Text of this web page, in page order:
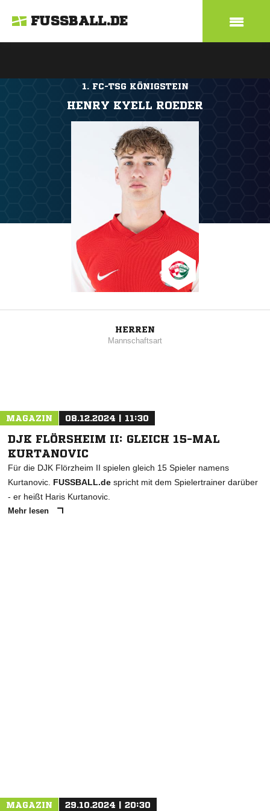
FUSSBALL.DE
1. FC-TSG KÖNIGSTEIN
HENRY KYELL ROEDER
HERREN
Mannschaftsart
MAGAZIN 08.12.2024 | 11:30
DJK FLÖRSHEIM II: GLEICH 15-MAL
KURTANOVIC
Für die DJK Flörzheim II spielen gleich 15 Spieler namens
Kurtanovic. FUSSBALL.de spricht mit dem Spielertrainer darüber
- er heißt Haris Kurtanovic.
Mehr lesen
MAGAZIN 29.10.2024 | 20:30